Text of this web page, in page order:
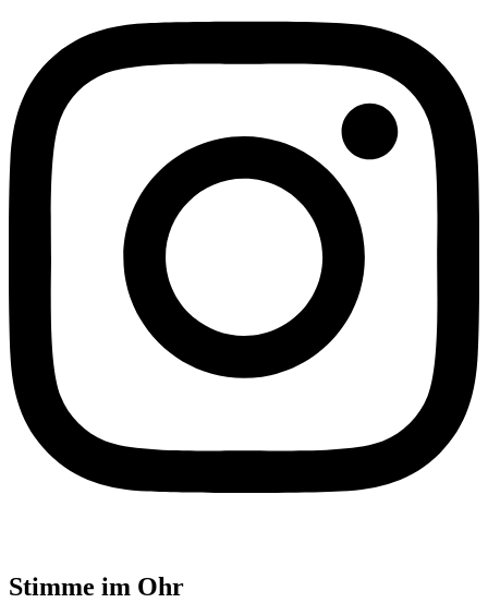
Stimme im Ohr